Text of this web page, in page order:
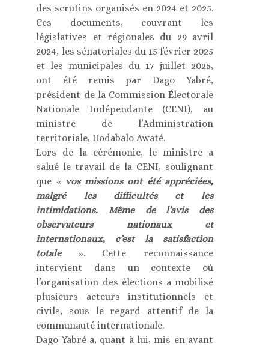
des scrutins organisés en 2024 et 2025.
Ces documents, couvrant les
législatives et régionales du 29 avril
2024, les sénatoriales du 15 février 2025
et les municipales du 17 juillet 2025,
ont été remis par Dago Yabré,
président de la Commission Électorale
Nationale Indépendante (CENI), au
ministre de l’Administration
territoriale, Hodabalo Awaté.
Lors de la cérémonie, le ministre a
salué le travail de la CENI, soulignant
que « vos missions ont été appréciées,
malgré les difficultés et les
intimidations. Même de l’avis des
observateurs nationaux et
internationaux, c’est la satisfaction
totale». Cette reconnaissance
intervient dans un contexte où
l’organisation des élections a mobilisé
plusieurs acteurs institutionnels et
civils, sous le regard attentif de la
communauté internationale.
Dago Yabré a, quant à lui, mis en avant